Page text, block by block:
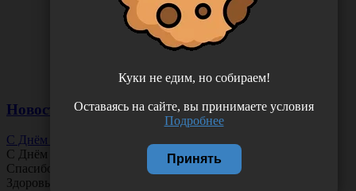
Новости
С Днём Офтальмолога!
С Днём
Спасибо за ясное зрение и заботу о пациентах.
Здоровья вам и новых профессиональных побед!
Куки не едим, но собираем!
Оставаясь на сайте, вы принимаете условия
Подробнее
Принять